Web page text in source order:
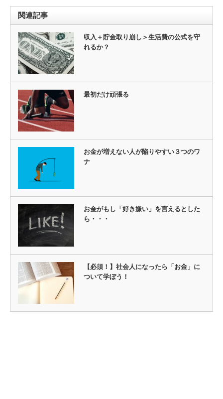
関連記事
収入＋貯金取り崩し＞生活費の公式を守
れるか？
最初だけ頑張る
お金が増えない人が陥りやすい３つのワ
ナ
お金がもし「好き嫌い」を言えるとした
ら・・・
【必須！】社会人になったら「お金」に
ついて学ぼう！